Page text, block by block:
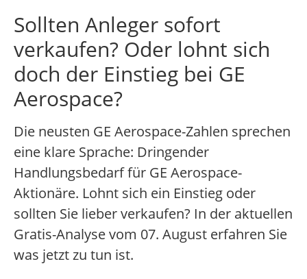
Sollten Anleger sofort
verkaufen? Oder lohnt sich
doch der Einstieg bei GE
Aerospace?
Die neusten GE Aerospace-Zahlen sprechen
eine klare Sprache: Dringender
Handlungsbedarf für GE Aerospace-
Aktionäre. Lohnt sich ein Einstieg oder
sollten Sie lieber verkaufen? In der aktuellen
Gratis-Analyse vom 07. August erfahren Sie
was jetzt zu tun ist.